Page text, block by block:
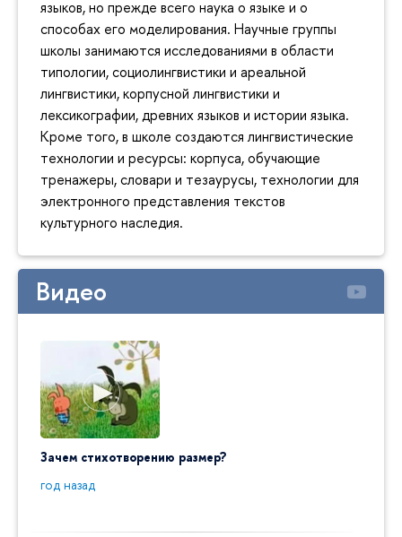
языков, но прежде всего наука о языке и о
способах его моделирования. Научные группы
школы занимаются исследованиями в области
типологии, социолингвистики и ареальной
лингвистики, корпусной лингвистики и
лексикографии, древних языков и истории языка.
Кроме того, в школе создаются лингвистические
технологии и ресурсы: корпуса, обучающие
тренажеры, словари и тезаурусы, технологии для
электронного представления текстов
культурного наследия.
Видео
Зачем стихотворению размер?
год назад